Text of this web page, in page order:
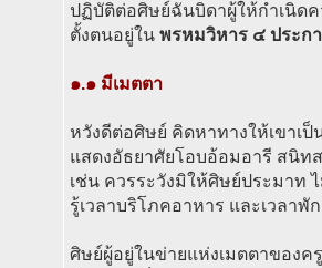
ปฏิบัติต่อศิษย์ฉันบิดาผู้ให้กำเนิด
ตั้งตนอยู่ใน พรหมวิหาร ๔ ประก
๑.๑ มีเมตตา
หวังดีต่อศิษย์ คิดหาทางให้เขาเ
แสดงอัธยาศัยโอบอ้อมอารี สนิท
เช่น ควรระวังมิให้ศิษย์ประมาท
รู้เวลาบริโภคอาหาร และเวลาพั
ศิษย์ผู้อยู่ในข่ายแห่งเมตตาของค